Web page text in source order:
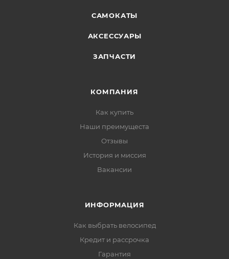
САМОКАТЫ
АКСЕССУАРЫ
ЗАПЧАСТИ
КОМПАНИЯ
Как купить
Наши преимущеста
Отзывы
История и миссия
Вакансии
ИНФОРМАЦИЯ
Как выбрать велосипед
Кредит и рассрочка
Гарантия